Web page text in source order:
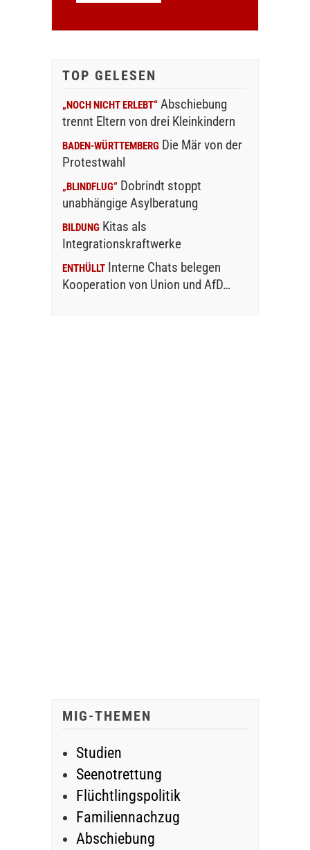
TOP GELESEN
„NOCH NICHT ERLEBT“ Abschiebung
trennt Eltern von drei Kleinkindern
BADEN-WÜRTTEMBERG Die Mär von der
Protestwahl
„BLINDFLUG“ Dobrindt stoppt
unabhängige Asylberatung
BILDUNG Kitas als
Integrationskraftwerke
ENTHÜLLT Interne Chats belegen
Kooperation von Union und AfD…
MIG-THEMEN
Studien
Seenotrettung
Flüchtlingspolitik
Familiennachzug
Abschiebung